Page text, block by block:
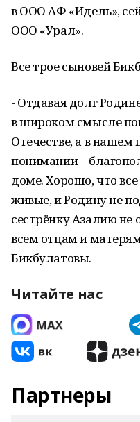
в ООО АФ «Идель»,
ООО «Урал».
Все трое сыновей
- Отдавая долг
в широком смысле
Отечестве, а в нашем
понимании –
доме. Хорошо, что
живые, и Родину не
сестрёнку Азалию не
всем отцам и
Бикбулатовы.
Читайте нас
Партнеры